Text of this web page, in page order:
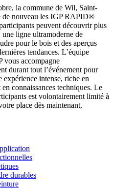
la commune de Wil, Saint-
de nouveau les IGP RAPID®
peuvent découvrir plus
une ligne ultramoderne de
pour le bois et des aperçus
tendances. L’équipe
vous accompagne
durant tout l’événement pour
intense, riche en
en connaissances techniques. Le
est volontairement limité à
place dès maintenant.
durables